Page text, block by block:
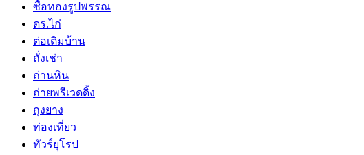
ซื้อทองรูปพรรณ
ดร.ไก่
ต่อเติมบ้าน
ถั่งเช่า
ถ่านหิน
ถ่ายพรีเวดดิ้ง
ถุงยาง
ท่องเที่ยว
ทัวร์ยุโรป